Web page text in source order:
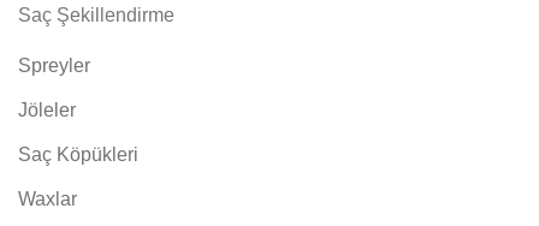
Saç Şekillendirme
Spreyler
Jöleler
Saç Köpükleri
Waxlar